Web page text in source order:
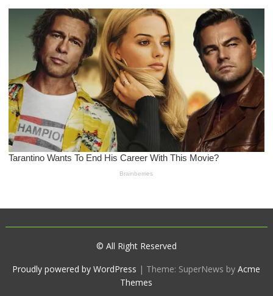
© All Right Reserved
Proudly powered by WordPress | Theme: SuperNews byAcme
Themes